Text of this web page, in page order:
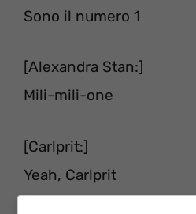
Sono il numero 1
[Alexandra Stan:]
Mili-mili-one
[Carlprit:]
Yeah, Carlprit